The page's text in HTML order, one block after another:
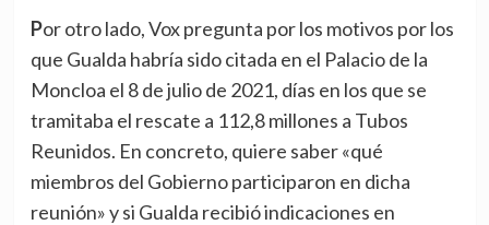
Por otro lado, Vox pregunta por los motivos por los
que Gualda habría sido citada en el Palacio de la
Moncloa el 8 de julio de 2021, días en los que se
tramitaba el rescate a 112,8 millones a Tubos
Reunidos. En concreto, quiere saber «qué
miembros del Gobierno participaron en dicha
reunión» y si Gualda recibió indicaciones en